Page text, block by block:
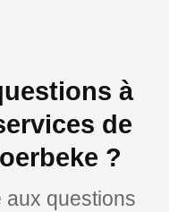
à
de
?
aux questions